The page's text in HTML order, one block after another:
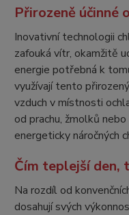
Přirozeně účinné
Inovativní technologii
zafouká vítr, okamžitě
energie potřebná k
využívají tento
vzduch v místnosti
od prachu, žmolků
energeticky náročných
Čím teplejší den,
Na rozdíl od
dosahují svých